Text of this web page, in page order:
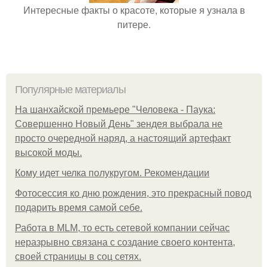
Интересные факты о красоте, которые я узнала в
питере.
Популярные материалы
На шанхайской премьере "Человека - Паука:
Совершенно Новый День" зендея выбрала не
просто очередной наряд, а настоящий артефакт
высокой моды.
Кому идет челка полукругом. Рекомендации
Фотосессия ко дню рождения, это прекрасный повод
подарить время самой себе.
Работа в MLM, то есть сетевой компании сейчас
неразрывно связана с создание своего контента,
своей страницы в соц сетях.